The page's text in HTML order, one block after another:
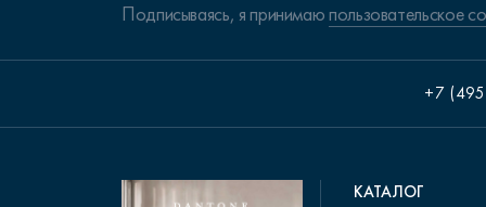
Подписываясь, я принимаюпользовательское
+7
КАТАЛОГ